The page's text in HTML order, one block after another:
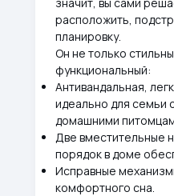
расположить,
планировку.
Он не только
функциональный:
Антивандальная,
идеально для семьи
домашними
Две вместительные
порядок в доме
Исправные
комфортного сна.